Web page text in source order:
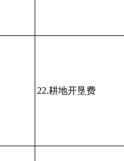
22.耕地开垦费